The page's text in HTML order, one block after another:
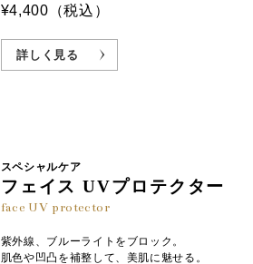
¥4,400 （税込）
詳しく見る
スペシャルケア
フェイス UVプロテクター
face UV protector
紫外線、ブルーライトをブロック。
肌色や凹凸を補整して、美肌に魅せる。